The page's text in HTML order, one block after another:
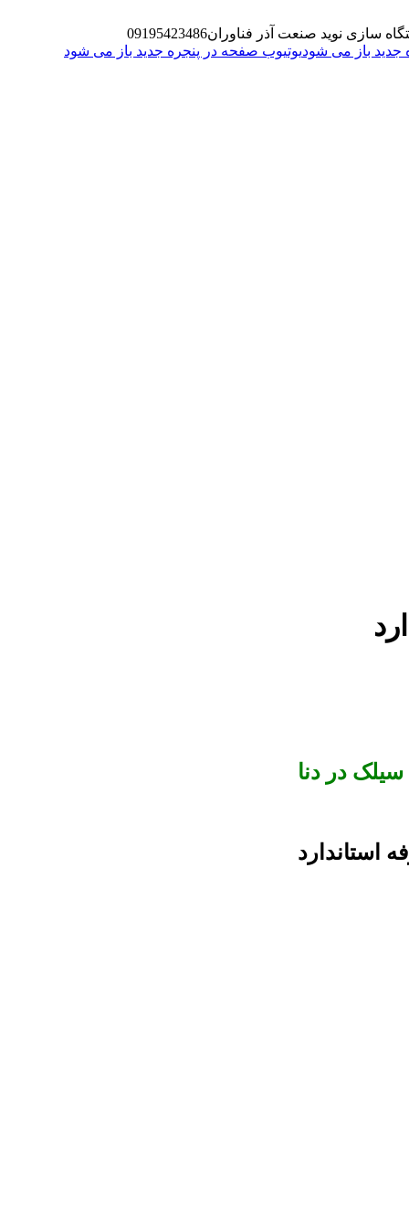
سازی نوید صنعت آذر فناوران09195423486
یوتیوب صفحه در پنجره جدید باز می شود
در دنا